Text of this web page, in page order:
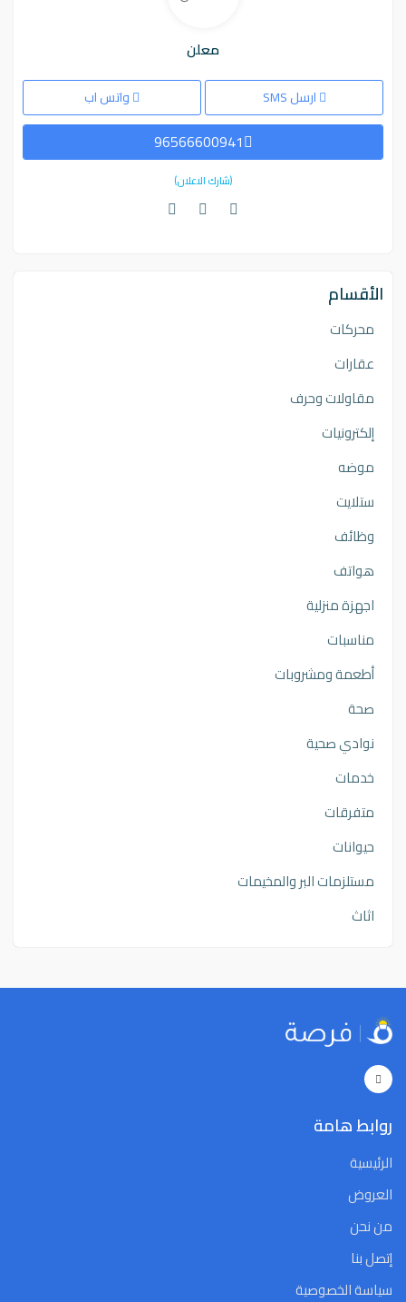
معلن
ارسل SMS واتس اب
96566600941
(شارك الاعلان)
الأقسام
محركات
عقارات
مقاولات وحرف
إلكترونيات
موضه
ستلايت
وظائف
هواتف
اجهزة منزلية
مناسبات
أطعمة ومشروبات
صحة
نوادي صحية
خدمات
متفرقات
حيوانات
مستلزمات البر والمخيمات
اثاث
روابط هامة
الرئيسية
العروض
من نحن
إتصل بنا
سياسة الخصوصية